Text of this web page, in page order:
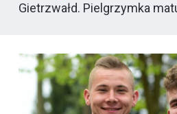
Gietrzwałd. Pielgrzymka